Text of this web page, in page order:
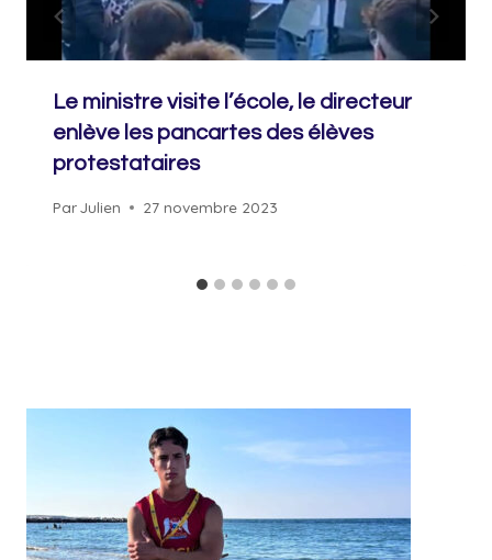
Le ministre visite l’école, le directeur
enlève les pancartes des élèves
protestataires
ParJulien 27 novembre 2023